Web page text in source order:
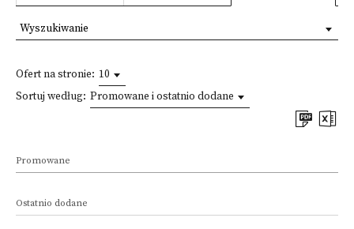
Ofert na stronie: 10
Sortuj według: Promowane i ostatnio dodane
Promowane
Ostatnio dodane
Wyszukiwanie